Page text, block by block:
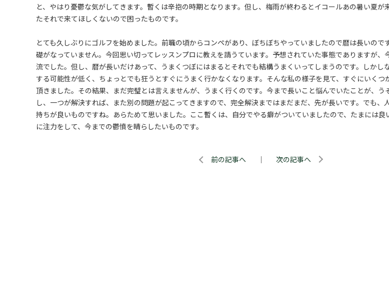
と、やはり憂鬱な気がしてきます。暫くは辛抱の時期となります。但し、梅雨が終わるとイコールあの暑い夏が
たそれで来てほしくないので困ったものです。
とても久しぶりにゴルフを始めました。前職の頃からコンペがあり、ぼちぼちやっていましたので暦は長いので
礎がなっていません。今回思い切ってレッスンプロに教えを請うています。予想されていた事態でありますが、
流でした。但し、暦が長いだけあって、うまくつぼにはまるとそれでも結構うまくいってしまうのです。しかし
する可能性が低く、ちょっとでも狂うとすぐにうまく行かなくなります。そんな私の様子を見て、すぐにいくつ
頂きました。その結果、まだ完璧とは言えませんが、うまく行くのです。今まで長いこと悩んでいたことが、う
し、一つが解決すれば、また別の問題が起こってきますので、完全解決まではまだまだ、先が長いです。でも、
持ちが良いものですね。あらためて思いました。ここ暫くは、自分でやる癖がついていましたので、たまには良
に注力をして、今までの鬱憤を晴らしたいものです。
前の記事へ ｜ 次の記事へ